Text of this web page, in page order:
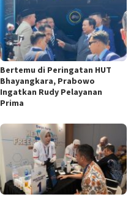
Bertemu di Peringatan HUT
Bhayangkara, Prabowo
Ingatkan Rudy Pelayanan
Prima